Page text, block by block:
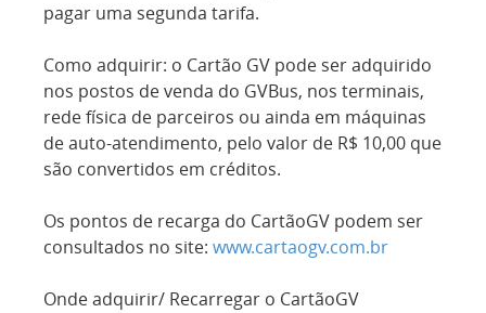
pagar uma segunda tarifa.
Como adquirir: o Cartão GV pode ser adquirido
nos postos de venda do GVBus, nos terminais,
rede física de parceiros ou ainda em máquinas
de auto-atendimento, pelo valor de R$ 10,00 que
são convertidos em créditos.
Os pontos de recarga do CartãoGV podem ser
consultados no site: www.cartaogv.com.br
Onde adquirir/ Recarregar o CartãoGV